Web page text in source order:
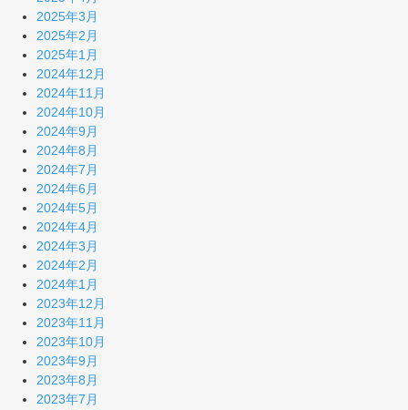
2025年3月
2025年2月
2025年1月
2024年12月
2024年11月
2024年10月
2024年9月
2024年8月
2024年7月
2024年6月
2024年5月
2024年4月
2024年3月
2024年2月
2024年1月
2023年12月
2023年11月
2023年10月
2023年9月
2023年8月
2023年7月